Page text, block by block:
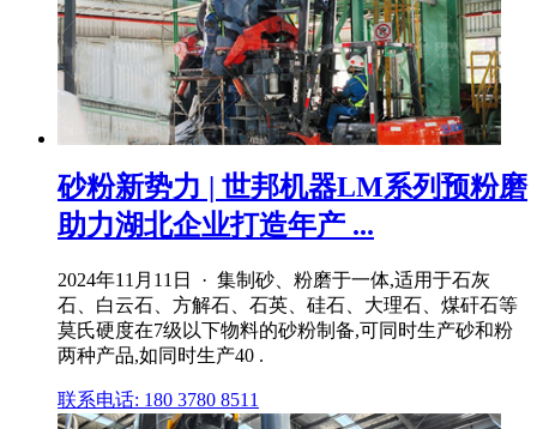
砂粉新势力 | 世邦机器LM系列预粉磨
助力湖北企业打造年产 ...
2024年11月11日 · 集制砂、粉磨于一体,适用于石灰
石、白云石、方解石、石英、硅石、大理石、煤矸石等
莫氏硬度在7级以下物料的砂粉制备,可同时生产砂和粉
两种产品,如同时生产40 .
联系电话: 180 3780 8511